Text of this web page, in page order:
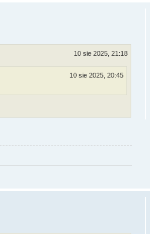
10 sie 2025, 21:18
10 sie 2025, 20:45